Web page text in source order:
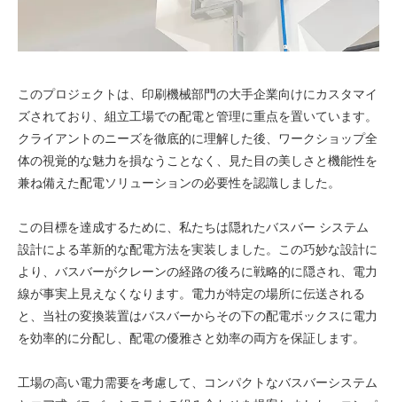
このプロジェクトは、印刷機械部門の大手企業向けにカスタマイ
ズされており、組立工場での配電と管理に重点を置いています。
クライアントのニーズを徹底的に理解した後、ワークショップ全
体の視覚的な魅力を損なうことなく、見た目の美しさと機能性を
兼ね備えた配電ソリューションの必要性を認識しました。
この目標を達成するために、私たちは隠れたバスバー システム
設計による革新的な配電方法を実装しました。この巧妙な設計に
より、バスバーがクレーンの経路の後ろに戦略的に隠され、電力
線が事実上見えなくなります。電力が特定の場所に伝送される
と、当社の変換装置はバスバーからその下の配電ボックスに電力
を効率的に分配し、配電の優雅さと効率の両方を保証します。
工場の高い電力需要を考慮して、コンパクトなバスバーシステム